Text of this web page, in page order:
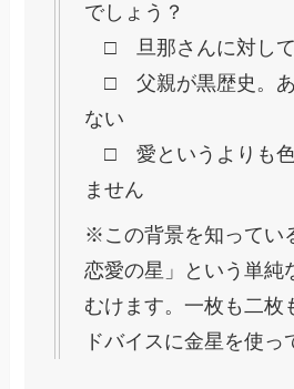
でしょう？
□ 旦那さんに対して
□ 父親が黒歴史。あ
ない
□ 愛というよりも色
ません
※この背景を知ってい
恋愛の星」という単純
むけます。一枚も二枚
ドバイスに金星を使っ